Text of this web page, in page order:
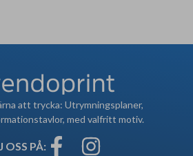
att trycka: Utrymningsplaner,
med valfritt motiv.
OSS PÅ: